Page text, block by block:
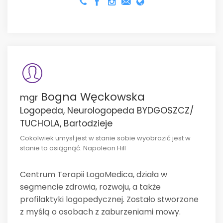
mgr Bogna Węckowska
Logopeda, Neurologopeda BYDGOSZCZ/
TUCHOLA, Bartodzieje
Cokolwiek umysł jest w stanie sobie wyobrazić jest w
stanie to osiągnąć. Napoleon Hill
Centrum Terapii LogoMedica, działa w
segmencie zdrowia, rozwoju, a także
profilaktyki logopedycznej. Zostało stworzone
z myślą o osobach z zaburzeniami mowy.